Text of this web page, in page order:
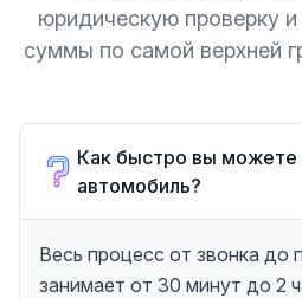
юридическую проверку и
суммы по самой верхней
Как быстро вы можете
автомобиль?
Весь процесс от звонка до
занимает от 30 минут до 2